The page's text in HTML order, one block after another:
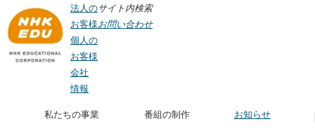
法人の
お客様
個人の
お客様
会社
情報
サイト内検索
お問い合わせ
私たちの事業 番組の制作 お知らせ
私たちの事業
農業学習教材